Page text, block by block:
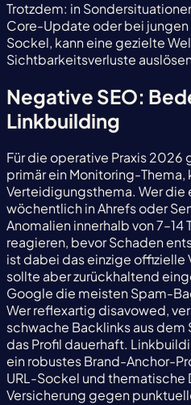
Trotzdem: in
Core-Update oder bei jungen
Sockel, kann eine gezielte
Sichtbarkeitsverluste
Negative SEO:
Linkbuilding
Für die operative Praxis 2026
primär ein Monitoring-Thema,
Verteidigungsthema. Wer die
wöchentlich in Ahrefs oder
Anomalien innerhalb von 7–14
reagieren, bevor Schaden
ist dabei das einzige
sollte aber zurückhaltend
Google die meisten Spam-
Wer reflexartig disavowed,
schwache Backlinks aus
das Profil dauerhaft.
ein robustes Brand-Anchor-
URL-Sockel und thematische
Versicherung gegen